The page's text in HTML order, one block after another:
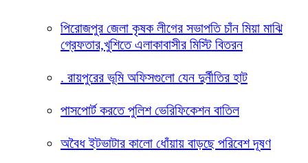
পিরোজপুর জেলা কৃষক লীগের সভাপতি চাঁন মিয়া মাঝি
গ্রেফতার,খুশিতে এলাকাবাসীর মিস্টি বিতরন
. রায়পুরের ভূমি অফিসগুলো যেন দুর্নীতির হাট
পাসপোর্ট করতে পুলিশ ভেরিফিকেশন বাতিল
অবৈধ ইটভাটার কালো ধোঁয়ায় বাড়ছে পরিবেশ দূষণ